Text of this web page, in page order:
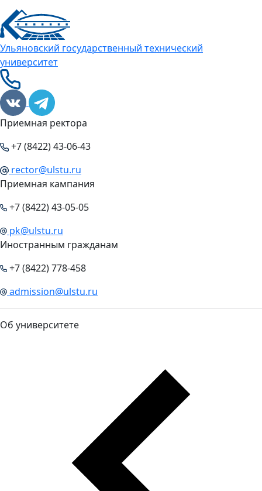
Ульяновский государственный технический
университет
Приемная ректора
+7 (8422) 43-06-43
rector@ulstu.ru
Приемная кампания
+7 (8422) 43-05-05
pk@ulstu.ru
Иностранным гражданам
+7 (8422) 778-458
admission@ulstu.ru
Об университете